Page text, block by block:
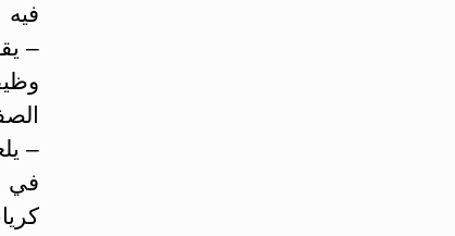
فيه
–
–
في